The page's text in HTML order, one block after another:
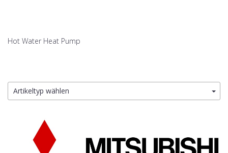
Hot Water Heat Pump
Artikeltyp wählen